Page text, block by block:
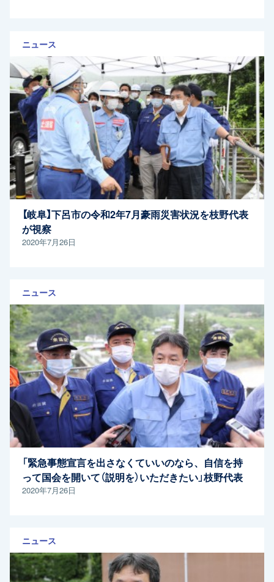
ニュース
【岐阜】下呂市の令和2年7月豪雨災害状況を枝野代表
が視察
2020年7月26日
ニュース
「緊急事態宣言を出さなくていいのなら、自信を持
って国会を開いて（説明を）いただきたい」枝野代表
2020年7月26日
ニュース